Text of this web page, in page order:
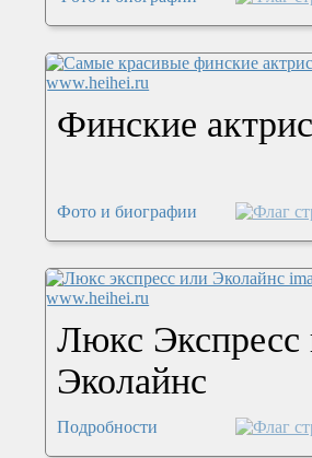
Финские
Фото и биографии
Люкс Экспресс
Эколайнс
Подробности